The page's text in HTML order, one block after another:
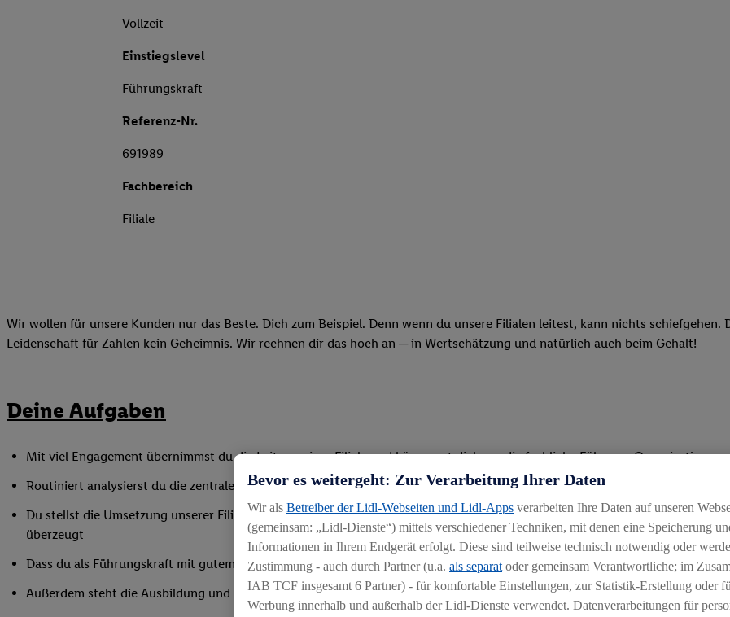
Vollzeit
Einstiegslevel
Führungskraft
Referenz-Nr.
691989
Fachbereich
Filiale
Wir wollen für unsere Kunden nur das Beste. Dich zum Beispiel. Denn wenn du unsere Filialen leitest, kann nichts
Leidenschaft für Zahlen kein Geheimnis. Wir rechnen dir das hoch an ─ in Wertschätzung und natürlich auch beim Gehalt!
Deine Aufgaben
Mit viel Engagement übernimmst du die Leitung einer Filiale und kümmerst dich um die fachliche Führung, Organisation
Routiniert analysierst du die zentralen Kennzahlen, optimierst Arbeitsabläufe und verbesserst so stetig die Leistung der Filiale
Du stellst die Umsetzung unserer Filialkonzepte sicher und sorgst dafür, dass deine Filiale durch erstklassige
überzeugt
Dass du als Führungskraft mit gutem Beispiel vorangehst und 'auf der Fläche' selbst mit anpackst, ist für dich
Außerdem steht die Ausbildung und Entwicklung deiner Mitarbeiter ganz oben auf deiner Agenda
Bevor es weitergeht: Zur Verarbeitung Ihrer Daten
Wir als Betreiber der Lidl-Webseiten und Lidl-Apps verarbeiten Ihre Daten auf unseren
(gemeinsam: „Lidl-Dienste“) mittels verschiedener Techniken, mit denen eine Speicherung
Informationen in Ihrem Endgerät erfolgt. Diese sind teilweise technisch notwendig oder
Zustimmung - auch durch Partner (u.a. als separat oder gemeinsam Verantwortliche; im
IAB TCF insgesamt 6 Partner) - für komfortable Einstellungen, zur Statistik-Erstellung oder
Werbung innerhalb und außerhalb der Lidl-Dienste verwendet. Datenverarbeitungen für